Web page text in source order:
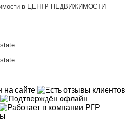
в ЦЕНТР НЕДВИЖИМОСТИ